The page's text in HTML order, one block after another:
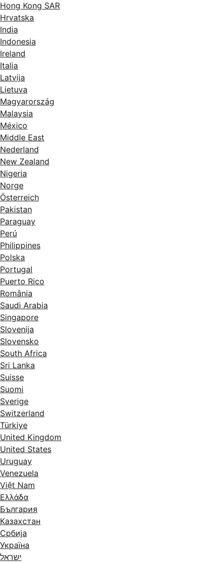
Hong Kong SAR
Hrvatska
India
Indonesia
Ireland
Italia
Latvija
Lietuva
Magyarország
Malaysia
México
Middle East
Nederland
New Zealand
Nigeria
Norge
Österreich
Pakistan
Paraguay
Perú
Philippines
Polska
Portugal
Puerto Rico
România
Saudi Arabia
Singapore
Slovenija
Slovensko
South Africa
Sri Lanka
Suisse
Suomi
Sverige
Switzerland
Türkiye
United Kingdom
United States
Uruguay
Venezuela
Việt Nam
Ελλάδα
България
Казахстан
Србија
Україна
ישראל